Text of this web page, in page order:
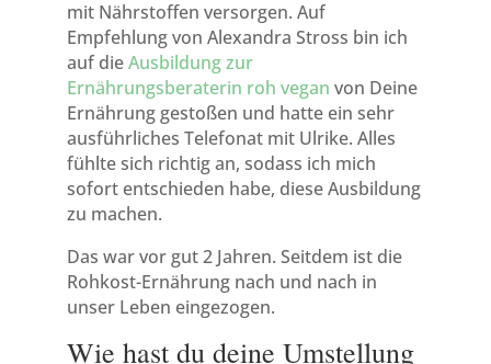
mit Nährstoffen versorgen. Auf
Empfehlung von Alexandra Stross bin ich
auf dieAusbildung zur
Ernährungsberaterin roh vegan von Deine
Ernährung gestoßen und hatte ein sehr
ausführliches Telefonat mit Ulrike. Alles
fühlte sich richtig an, sodass ich mich
sofort entschieden habe, diese Ausbildung
zu machen.
Das war vor gut 2 Jahren. Seitdem ist die
Rohkost-Ernährung nach und nach in
unser Leben eingezogen.
Wie hast du deine Umstellung